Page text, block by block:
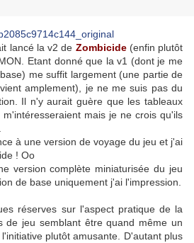
lancé la v2 de Zombicide (enfin plutôt
Etant donné que la v1 (dont je me
me suffit largement (une partie de
amplement), je ne me suis pas du
Il n'y aurait guère que les tableaux
mais je ne crois qu'ils
à une version de voyage du jeu et j'ai
! Oo
version complète miniaturisée du jeu
de base uniquement j'ai l'impression.
réserves sur l'aspect pratique de la
de jeu semblant être quand même un
plutôt amusante. D'autant plus